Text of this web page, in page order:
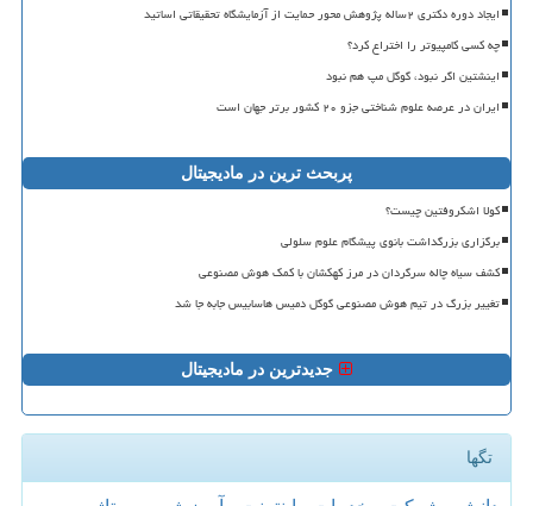
ایجاد دوره دکتری ۲ساله پژوهش محور حمایت از آزمایشگاه تحقیقاتی اساتید
چه کسی کامپیوتر را اختراع کرد؟
اینشتین اگر نبود، گوگل مپ هم نبود
ایران در عرصه علوم شناختی جزو ۲۰ کشور برتر جهان است
پربحث ترین در مادیجیتال
کولا اشکروفتین چیست؟
برگزاری بزرگداشت بانوی پیشگام علوم سلولی
کشف سیاه چاله سرگردان در مرز کهکشان با کمک هوش مصنوعی
تغییر بزرگ در تیم هوش مصنوعی گوگل دمیس هاسابیس جابه جا شد
جدیدترین در مادیجیتال
تگها